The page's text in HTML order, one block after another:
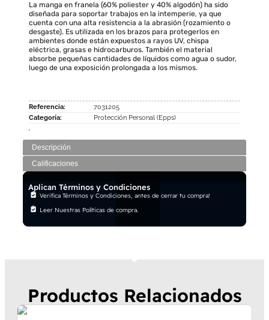
Descripción
Calificaciones
La manga en franela (60% poliester y 40% algodón) ha sido
diseñada para soportar trabajos en la intemperie, ya que
cuenta con una alta resistencia a la abrasión (rozamiento o
desgaste). Es utilizada en los brazos para protegerlos en
ambientes donde están expuestos a rayos UV, chispa
eléctrica, grasas e hidrocarburos. También el material
absorbe pequeñas cantidades de líquidos como agua o sudor,
luego de una exposición prolongada a los mismos.
Referencia:
7031205
Categoría:
Protección Personal (Epps)
Aplican Términos y Condiciones
Verifica Términos y Condiciones, antes de cerrar tu compra!
Leer Nuestras Políticas de compra.
Productos Relacionados